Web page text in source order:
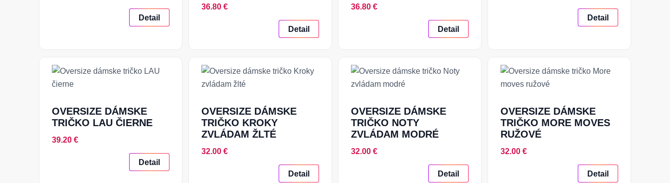
Detail
36.80 €
Detail
36.80 €
Detail
Detail
OVERSIZE DÁMSKE
TRIČKO LAU ČIERNE
39.20 €
Detail
OVERSIZE DÁMSKE
TRIČKO KROKY
ZVLÁDAM ŽLTÉ
32.00 €
Detail
OVERSIZE DÁMSKE
TRIČKO NOTY
ZVLÁDAM MODRÉ
32.00 €
Detail
OVERSIZE DÁMSKE
TRIČKO MORE MOVES
RUŽOVÉ
32.00 €
Detail